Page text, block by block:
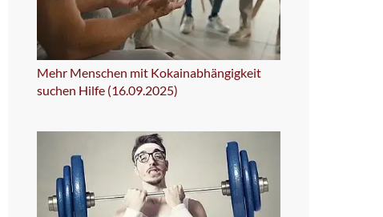
Mehr Menschen mit Kokainabhängigkeit
suchen Hilfe (16.09.2025)